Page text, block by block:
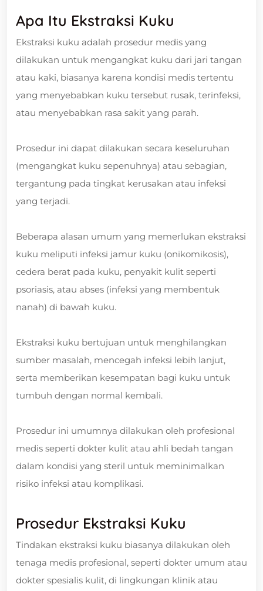
Apa Itu Ekstraksi Kuku
Ekstraksi kuku adalah prosedur medis yang
dilakukan untuk mengangkat kuku dari jari tangan
atau kaki, biasanya karena kondisi medis tertentu
yang menyebabkan kuku tersebut rusak, terinfeksi,
atau menyebabkan rasa sakit yang parah.
Prosedur ini dapat dilakukan secara keseluruhan
(mengangkat kuku sepenuhnya) atau sebagian,
tergantung pada tingkat kerusakan atau infeksi
yang terjadi.
Beberapa alasan umum yang memerlukan ekstraksi
kuku meliputi infeksi jamur kuku (onikomikosis),
cedera berat pada kuku, penyakit kulit seperti
psoriasis, atau abses (infeksi yang membentuk
nanah) di bawah kuku.
Ekstraksi kuku bertujuan untuk menghilangkan
sumber masalah, mencegah infeksi lebih lanjut,
serta memberikan kesempatan bagi kuku untuk
tumbuh dengan normal kembali.
Prosedur ini umumnya dilakukan oleh profesional
medis seperti dokter kulit atau ahli bedah tangan
dalam kondisi yang steril untuk meminimalkan
risiko infeksi atau komplikasi.
Prosedur Ekstraksi Kuku
Tindakan ekstraksi kuku biasanya dilakukan oleh
tenaga medis profesional, seperti dokter umum atau
dokter spesialis kulit, di lingkungan klinik atau